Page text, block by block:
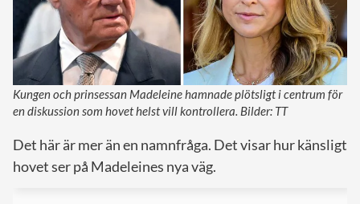
Kungen och prinsessan Madeleine hamnade plötsligt i centrum för
en diskussion som hovet helst vill kontrollera. Bilder: TT
Det här är mer än en namnfråga. Det visar hur känsligt
hovet ser på Madeleines nya väg.